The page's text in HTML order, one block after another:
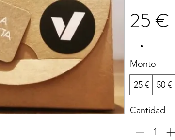
25 €
Monto
25 €
50 €
Cantidad